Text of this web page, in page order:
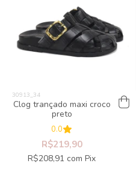
Clog trançado maxi croco
preto
0.0
R$219,90
R$208,91 com Pix